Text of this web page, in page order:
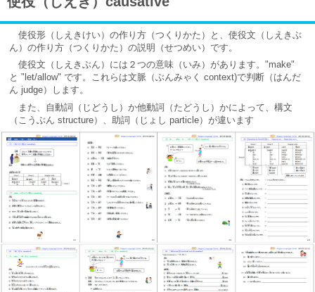
使役形（しえきけい）の作り方（つくりかた）と、使役文（しえきぶ
ん）の作り方（つくりかた）の説明（せつめい）です。
使役文（しえきぶん）には２つの意味（いみ）があります。"make"
と "let/allow" です。これらは文脈（ぶんみゃく context)で判断（はんだ
ん judge）します。
また、自動詞（じどうし）か他動詞（たどうし）かによって、構文
（こうぶん structure）、助詞（じょし particle）が違います